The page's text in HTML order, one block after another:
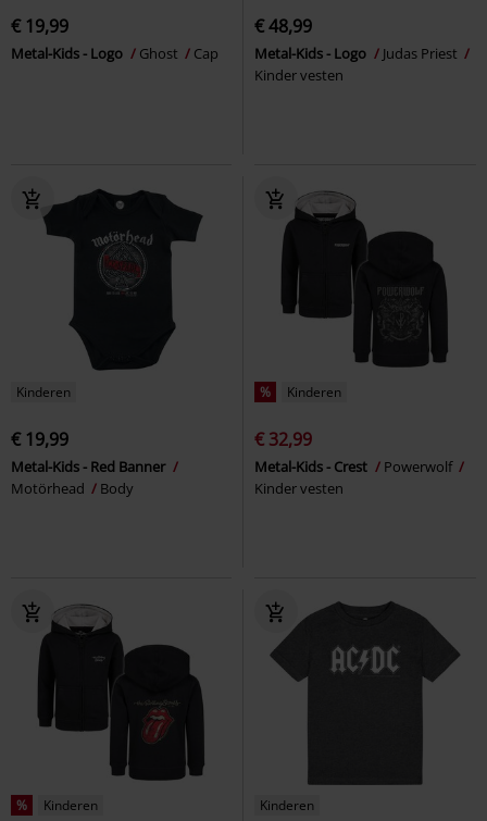
€ 19,99
Metal-Kids - Logo Ghost Cap
€ 48,99
Metal-Kids - Logo
Judas Priest
Kinder vesten
Kinderen
€ 19,99
Metal-Kids - Red Banner
Motörhead
Body
% Kinderen
€ 32,99
Metal-Kids - Crest
Powerwolf
Kinder vesten
% Kinderen Kinderen